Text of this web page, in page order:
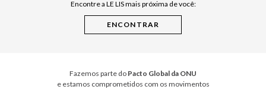
Cuidados CasaEncontre a LE LIS mais próxima de você:
Fazemos parte do Pacto Global da ONU
e estamos comprometidos com os movimentos